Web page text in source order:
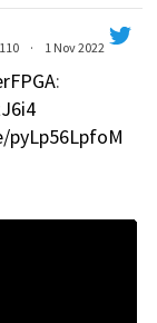
· 1 Nov 2022
: